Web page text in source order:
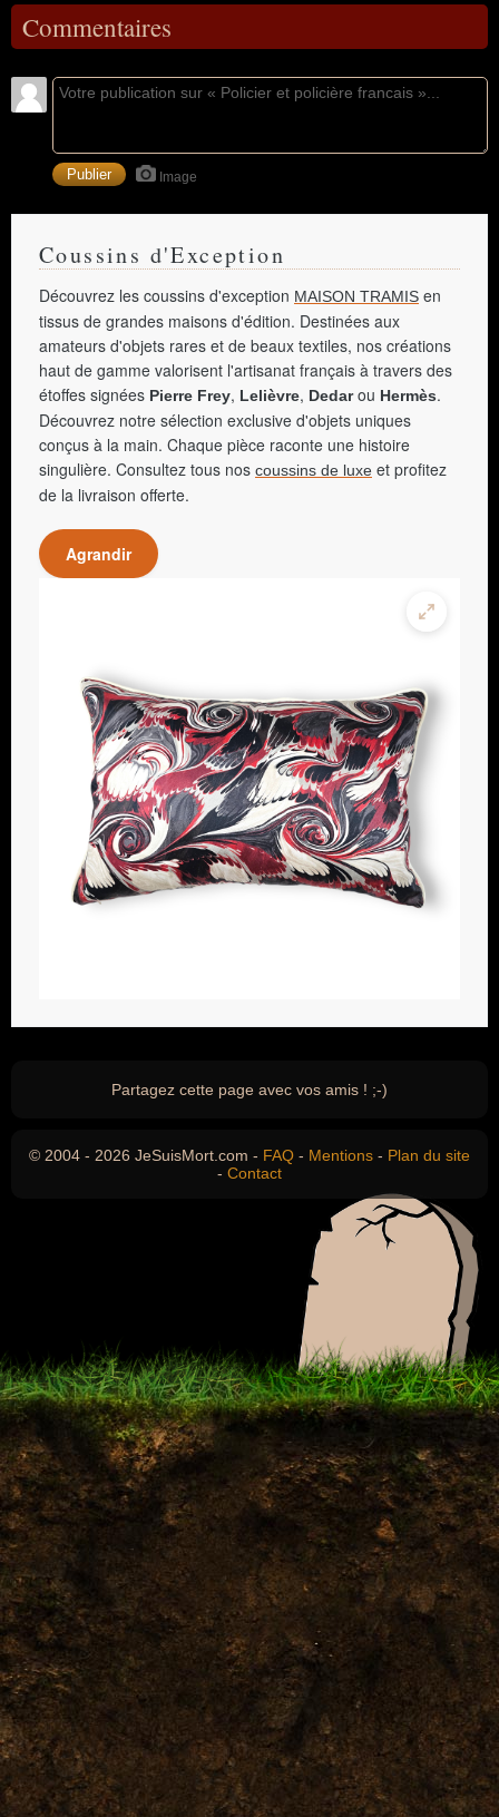
Commentaires
Image
Coussins d'Exception
Découvrez les coussins d'exception MAISON TRAMIS en
tissus de grandes maisons d'édition. Destinées aux
amateurs d'objets rares et de beaux textiles, nos créations
haut de gamme valorisent l'artisanat français à travers des
étoffes signées Pierre Frey, Lelièvre, Dedarou Hermès.
Découvrez notre sélection exclusive d'objets uniques
conçus à la main. Chaque pièce raconte une histoire
singulière. Consultez tous nos coussins de luxe et profitez
de la livraison offerte.
Agrandir
Partagez cette page avec vos amis ! ;-)
© 2004 - 2026 JeSuisMort.com - FAQ - Mentions - Plan du site
- Contact